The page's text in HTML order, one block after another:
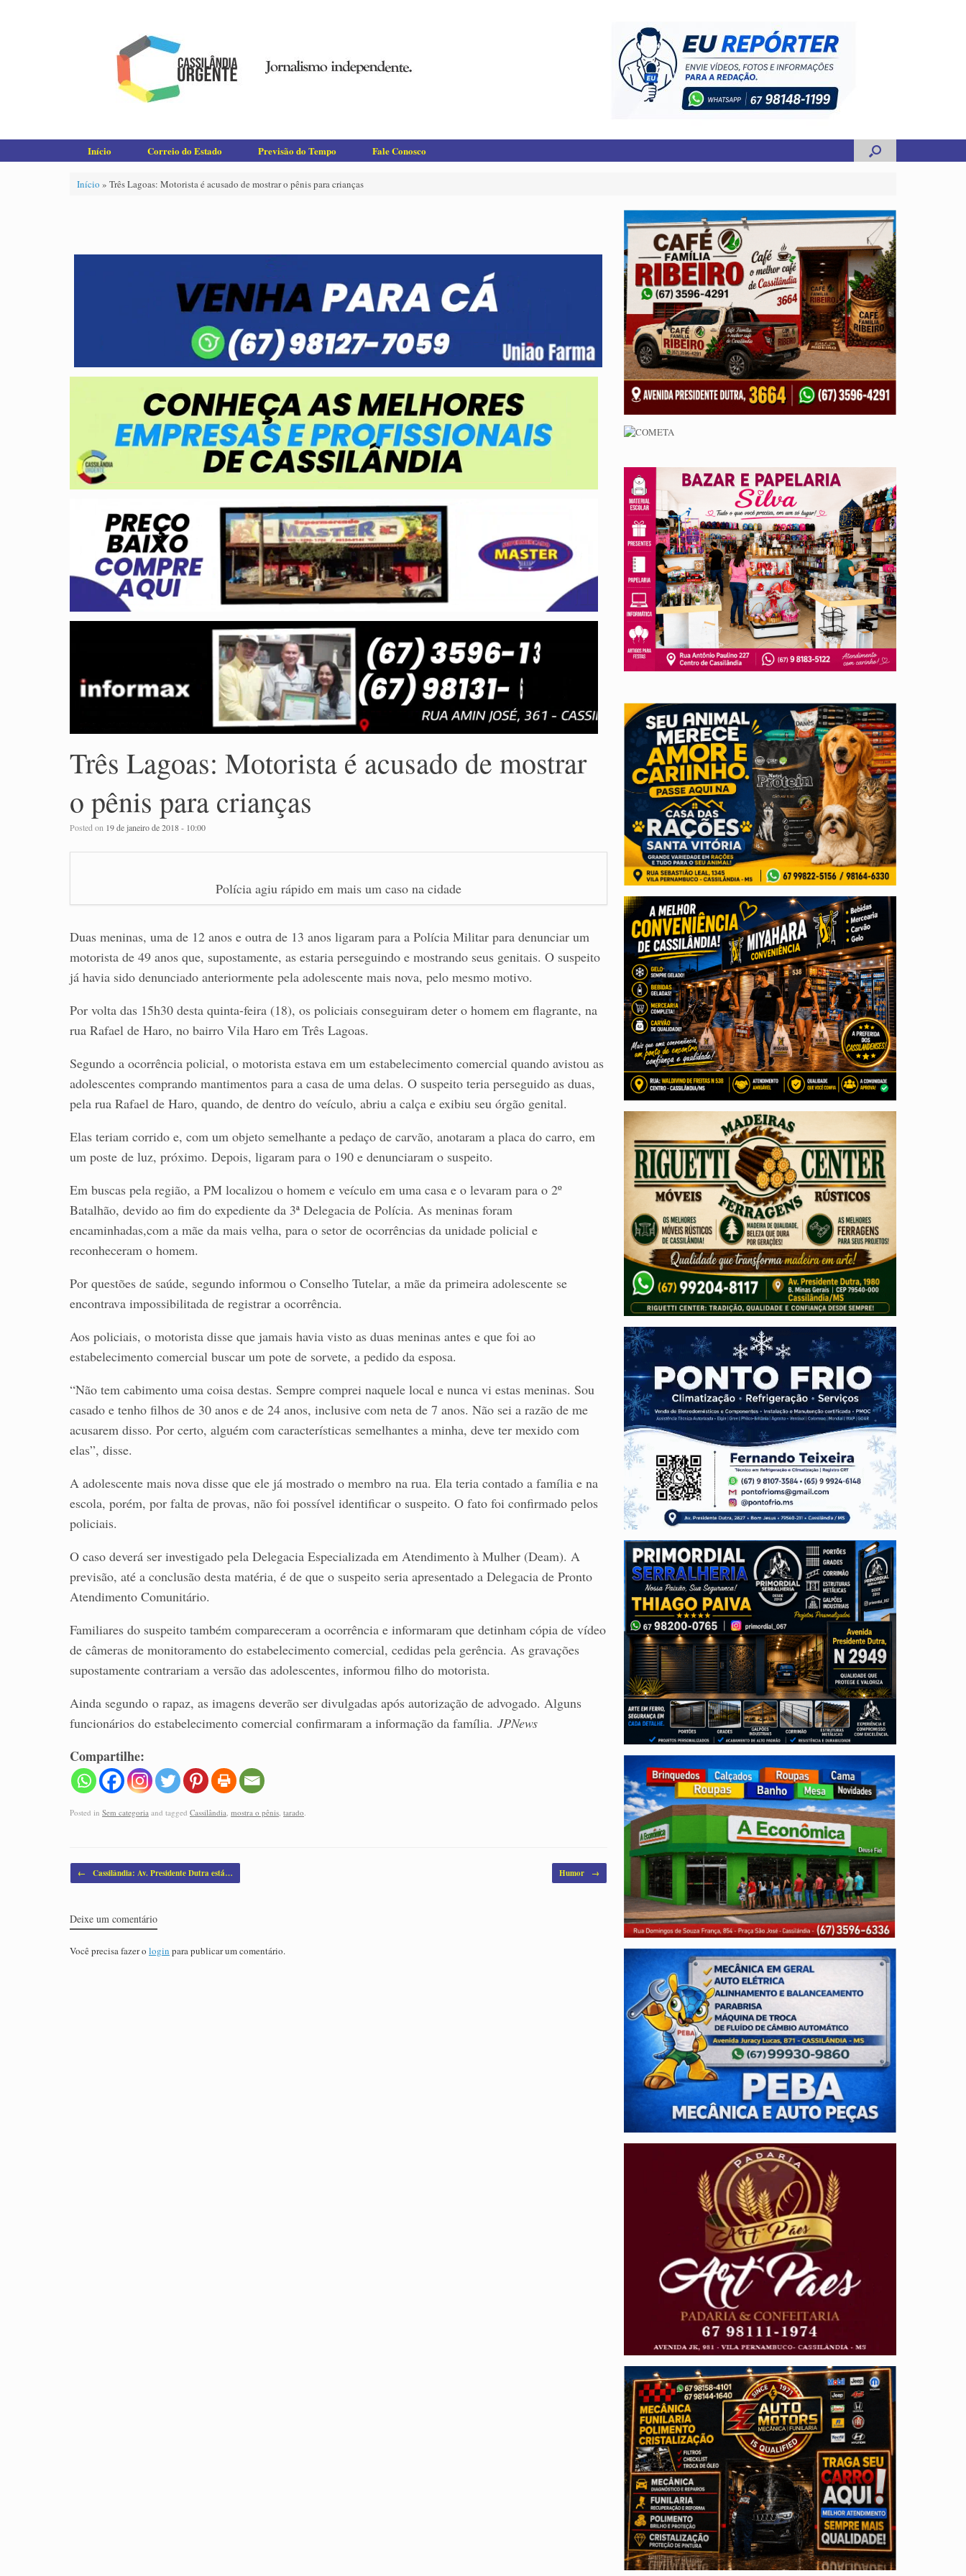
Início Correio do Estado Previsão do Tempo Fale Conosco
Início » Três Lagoas: Motorista é acusado de mostrar o pênis para crianças
Três Lagoas: Motorista é acusado de mostrar
o pênis para crianças
Posted on 19 de janeiro de 2018 - 10:00
Polícia agiu rápido em mais um caso na cidade
Duas meninas, uma de 12 anos e outra de 13 anos ligaram para a Polícia Militar para denunciar um
motorista de 49 anos que, supostamente, as estaria perseguindo e mostrando seus genitais. O suspeito
já havia sido denunciado anteriormente pela adolescente mais nova, pelo mesmo motivo.
Por volta das 15h30 desta quinta-feira (18), os policiais conseguiram deter o homem em flagrante, na
rua Rafael de Haro, no bairro Vila Haro em Três Lagoas.
Segundo a ocorrência policial, o motorista estava em um estabelecimento comercial quando avistou as
adolescentes comprando mantimentos para a casa de uma delas. O suspeito teria perseguido as duas,
pela rua Rafael de Haro, quando, de dentro do veículo, abriu a calça e exibiu seu órgão genital.
Elas teriam corrido e, com um objeto semelhante a pedaço de carvão, anotaram a placa do carro, em
um poste de luz, próximo. Depois, ligaram para o 190 e denunciaram o suspeito.
Em buscas pela região, a PM localizou o homem e veículo em uma casa e o levaram para o 2º
Batalhão, devido ao fim do expediente da 3ª Delegacia de Polícia. As meninas foram
encaminhadas,com a mãe da mais velha, para o setor de ocorrências da unidade policial e
reconheceram o homem.
Por questões de saúde, segundo informou o Conselho Tutelar, a mãe da primeira adolescente se
encontrava impossibilitada de registrar a ocorrência.
Aos policiais, o motorista disse que jamais havia visto as duas meninas antes e que foi ao
estabelecimento comercial buscar um pote de sorvete, a pedido da esposa.
“Não tem cabimento uma coisa destas. Sempre comprei naquele local e nunca vi estas meninas. Sou
casado e tenho filhos de 30 anos e de 24 anos, inclusive com neta de 7 anos. Não sei a razão de me
acusarem disso. Por certo, alguém com características semelhantes a minha, deve ter mexido com
elas”, disse.
A adolescente mais nova disse que ele já mostrado o membro na rua. Ela teria contado a família e na
escola, porém, por falta de provas, não foi possível identificar o suspeito. O fato foi confirmado pelos
policiais.
O caso deverá ser investigado pela Delegacia Especializada em Atendimento à Mulher (Deam). A
previsão, até a conclusão desta matéria, é de que o suspeito seria apresentado a Delegacia de Pronto
Atendimento Comunitário.
Familiares do suspeito também compareceram a ocorrência e informaram que detinham cópia de vídeo
de câmeras de monitoramento do estabelecimento comercial, cedidas pela gerência. As gravações
supostamente contrariam a versão das adolescentes, informou filho do motorista.
Ainda segundo o rapaz, as imagens deverão ser divulgadas após autorização de advogado. Alguns
funcionários do estabelecimento comercial confirmaram a informação da família. JPNews
Compartilhe:
Posted in Sem categoria and tagged Cassilândia mostra o pênis tarado
Post navigation
← Cassilândia: Av. Presidente Dutra está… Humor →
Deixe um comentário
Você precisa fazer o login para publicar um comentário.